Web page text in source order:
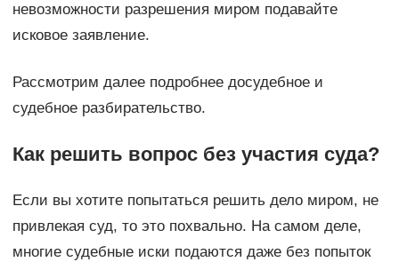
невозможности разрешения миром подавайте
исковое заявление.
Рассмотрим далее подробнее досудебное и
судебное разбирательство.
Как решить вопрос без участия суда?
Если вы хотите попытаться решить дело миром, не
привлекая суд, то это похвально. На самом деле,
многие судебные иски подаются даже без попыток